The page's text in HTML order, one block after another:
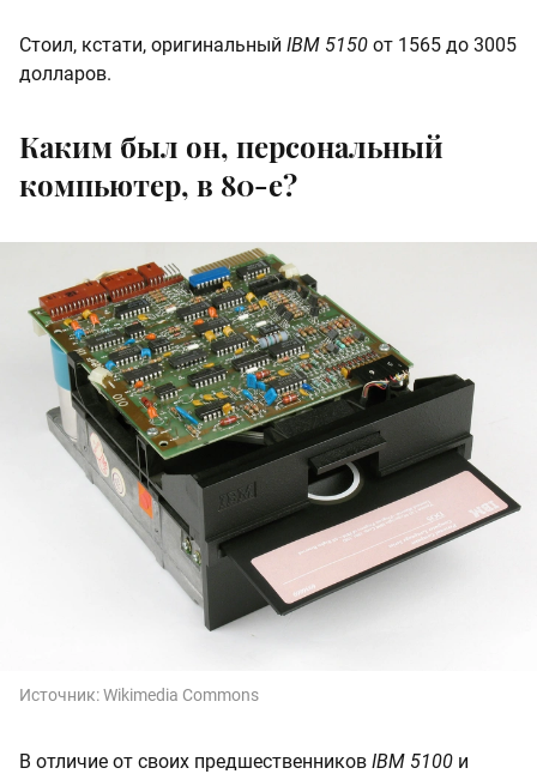
Стоил, кстати, оригинальный IBM 5150 от 1565 до 3005
долларов.
Каким был он, персональный
компьютер, в 80-е?
Источник:Wikimedia Commons
В отличие от своих предшественников IBM 5100 и